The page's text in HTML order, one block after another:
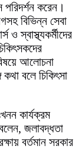
পরিদর্শন করেন।
বিভিন্ন সেবা
ও স্বাস্থ্যকর্মীদের
আলোচনা
বলে চিকিৎসা
কার্যক্রম
জলাবদ্ধতা
বর্তমান সরকার